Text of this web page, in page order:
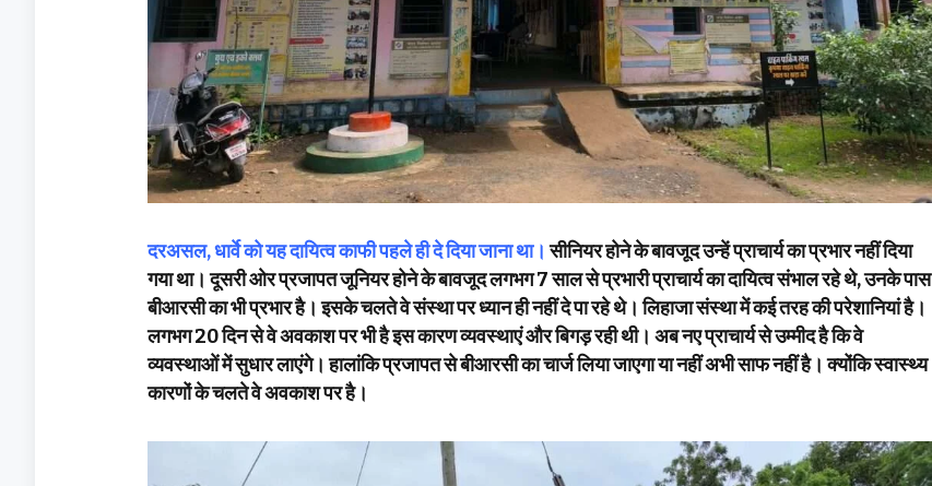
दरअसल, धार्वे को यह दायित्व काफी पहले ही दे दिया जाना था। सीनियर होने के बावजूद उन्हें प्राचार्य का प्रभार नहीं दिया
गया था। दूसरी ओर प्रजापत जूनियर होने के बावजूद लगभग 7 साल से प्रभारी प्राचार्य का दायित्व संभाल रहे थे, उनके पास
बीआरसी का भी प्रभार है। इसके चलते वे संस्था पर ध्यान ही नहीं दे पा रहे थे। लिहाजा संस्था में कई तरह की परेशानियां है।
लगभग 20 दिन से वे अवकाश पर भी है इस कारण व्यवस्थाएं और बिगड़ रही थी। अब नए प्राचार्य से उम्मीद है कि वे
व्यवस्थाओं में सुधार लाएंगे। हालांकि प्रजापत से बीआरसी का चार्ज लिया जाएगा या नहीं अभी साफ नहीं है। क्योंकि स्वास्थ्य
कारणों के चलते वे अवकाश पर है।